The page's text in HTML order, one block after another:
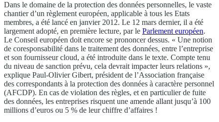
Dans le domaine de la protection des données personnelles, le vaste
chantier d’un règlement européen, applicable à tous les Etats
membres, a été lancé en janvier 2012. Le 12 mars dernier, il a été
largement adopté, en première lecture, par le Parlement européen.
Le Conseil européen doit encore se prononcer dessus. « Une notion
de coresponsabilité dans le traitement des données, entre l’entreprise
et son fournisseur cloud, a été introduite dans le texte. Compte tenu
du niveau de sanction prévu, cela devrait impacter leurs relations »,
explique Paul-Olivier Gibert, président de l’Association française
des correspondants à la protection des données à caractère personnel
(AFCDP). En cas de violation des règles, et en particulier de fuite
des données, les entreprises risquent une amende allant jusqu’à 100
millions d’euros ou 5 % de leur chiffre d’affaires !